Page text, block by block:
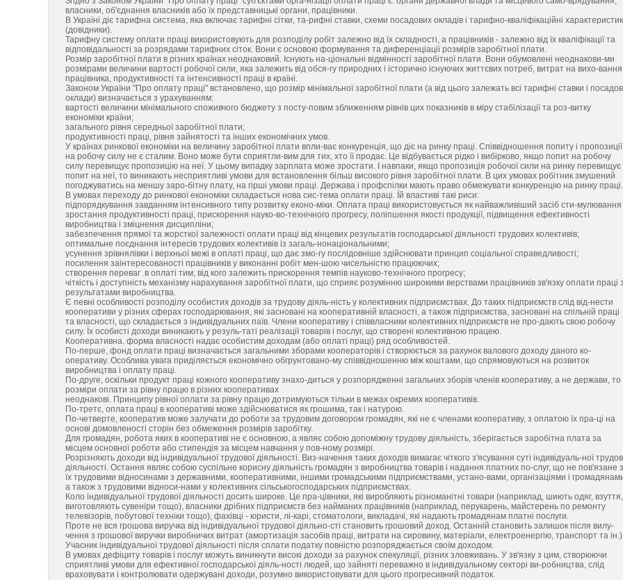
власники, об'єднання власників або їх представницькі органи, працівники.
В Україні діє тарифна система, яка включає тарифні сітки, та-рифні ставки, схеми посадових окладів і тарифно-кваліфікаційні
(довідники).
Тарифну систему оплати праці використовують для розподілу робіт залежно від їх складності, а працівників - залежно від їх кваліфікації та
відповідальності за розрядами тарифних сіток. Вони є основою формування та диференціації розмірів заробітної плати.
Розмір заробітної плати в різних країнах неоднаковий. Існують на-ціональні відмінності заробітної плати. Вони обумовлені неоднакови-ми
розмірами величини вартості робочої сили, яка залежить від обся-гу природних і історично існуючих життєвих потреб, витрат на вихо-вання
працівника, продуктивності та інтенсивності праці в країні.
Законом України "Про оплату праці" встановлено, що розмір мінімальної заробітної плати (а від цього залежать всі тарифні ставки і
оклади) визначається з урахуванням:
вартості величини мінімального споживчого бюджету з посту-повим зближенням рівнів цих показників в міру стабілізації та роз-витку
економіки країни;
загального рівня середньої заробітної плати;
продуктивності праці, рівня зайнятості та інших економічних умов.
У країнах ринкової економіки на величину заробітної плати впли-ває конкуренція, що діє на ринку праці. Співвідношення попиту і пропозиції
на робочу силу не є сталим. Воно може бути сприятли-вим для тих, хто її продає. Це відбувається рідко і вибірково, якщо попит на робочу
силу перевищує пропозицію на неї. У цьому випадку зарплата може зростати. І навпаки, якщо пропозиція робочої сили на ринку перевищує
попит на неї, то виникають несприятливі умови для встановлення більш високого рівня заробітної плати. В цих умовах робітник змушений
погоджуватись на меншу заро-бітну плату, на гірші умови праці. Держава і профспілки мають право обмежувати конкуренцію на ринку праці.
В умовах переходу до ринкової економіки складається нова сис-тема оплати праці. Їй властиві такі риси:
підпорядкування завданням інтенсивного типу розвитку еконо-міки. Оплата праці використовується як найважливіший засіб сти-мулювання
зростання продуктивності праці, прискорення науко-во-технічного прогресу, поліпшення якості продукції, підвищення ефективності
виробництва і зміцнення дисципліни;
забезпечення прямої та жорсткої залежності оплати праці від кінцевих результатів господарської діяльності трудових колективів;
оптимальне поєднання інтересів трудових колективів із загаль-нонаціональними;
усунення зрівнялівки і верхньої межі в оплаті праці, що дає змо-гу послідовніше здійснювати принцип соціальної справедливості;
посилення заінтересованості працівників у виконанні робіт мен-шою чисельністю працюючих;
створення переваг .в оплаті тим, від кого залежить прискорення темпів науково-технічного прогресу;
чіткість і доступність механізму нарахування заробітної плати, що сприяє розумінню широкими верствами працівників зв'язку оплати праці
результатами виробництва.
Є певні особливості розподілу особистих доходів за трудову діяль-ність у колективних підприємствах. До таких підприємств слід від-нести
кооперативи у різних сферах господарювання, які засновані на кооперативній власності, а також підприємства, засновані на спільній праці
та власності, що складається з індивідуальних паїв. Члени кооперативу і співвласники колективних підприємств не про-дають свою робочу
силу. Їх особисті доходи виникають у резуль-таті реалізації товарів і послуг, що створені колективною працею.
Кооперативна. форма власності надає особистим доходам (або оплаті праці) ряд особливостей.
По-перше, фонд оплати праці визначається загальними зборами кооператорів і створюється за рахунок валового доходу даного ко-
оперативу. Особлива увага приділяється економічно обгрунтовано-му співвідношенню між коштами, що спрямовуються на розвиток
виробництва і оплату праці.
По-друге, оскільки продукт праці кожного кооперативу знахо-диться у розпорядженні загальних зборів членів кооперативу, а не держави, то
розміри оплати за рівну працю в різних кооперативах
неоднакові. Принципу рівної оплати за рівну працю дотримуються тільки в межах окремих кооперативів.
По-третє, оплата праці в кооперативі може здійснюватися як грошима, так і натурою.
По-четверте, кооператив може залучати до роботи за трудовим договором громадян, які не є членами кооперативу, з оплатою їх пра-ці на
основі домовленості сторін без обмеження розмірів заробітку.
Для громадян, робота яких в кооперативі не є основною, а являє собою допоміжну трудову діяльність, зберігається заробітна плата за
місцем основної роботи або стипендія за місцем навчання у пов-ному розмірі.
Розрізняють доходи від індивідуальної трудової діяльності. Виз-начення таких доходів вимагає чіткого з'ясування суті індивідуаль-ної
діяльності. Остання являє собою суспільне корисну діяльність громадян з виробництва товарів і надання платних по-слуг, що не пов'язане з
їх трудовими відносинами з державними, кооперативними, іншими громадськими підприємствами, устано-вами, організаціями і
а також з трудовими відноси-нами у колективних сільськогосподарських підприємствах.
Коло індивідуальної трудової діяльності досить широке. Це пра-цівники, які виробляють різноманітні товари (наприклад, шиють одяг, взуття,
виготовляють сувеніри тощо), власники дрібних підприємств без найманих працівників (наприклад, перукарень, майстерень по ремонту
телевізорів, побутової техніки тощо), фахівці - юристи, лі-карі, стоматологи, викладачі, які надають громадянам платні послуги.
Проте не вся грошова виручка від індивідуальної трудової діяльно-сті становить грошовий доход. Останній становить залишок після вилу-
чення з грошової виручки виробничих витрат (амортизація засобів праці, витрати на сировину, матеріали, електроенергію, транспорт та
Учасник індивідуальної трудової діяльності після сплати податку повністю розпоряджається своїм доходом.
В умовах дефіциту товарів і послуг можуть виникнути високі доходи за рахунок спекуляції, різних зловживань. У зв'язку з цим, створюючи
сприятливі умови для ефективної господарської діяль-ності людей, що зайняті переважно в індивідуальному секторі ви-робництва, слід
враховувати і контролювати одержувані доходи, розумно використовувати для цього прогресивний податок.